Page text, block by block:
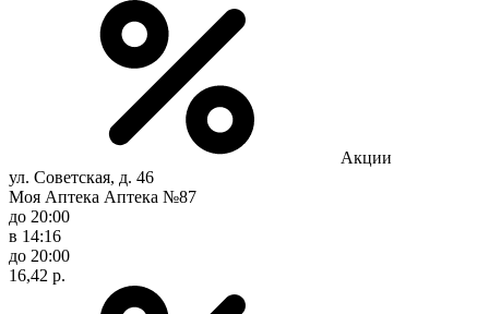
Акции
ул. Советская, д. 46
Моя Аптека Аптека №87
до 20:00
в 14:16
до 20:00
16,42 р.